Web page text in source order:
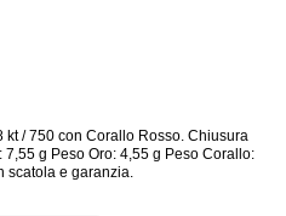
/ 750 con Corallo Rosso. Chiusura
g Peso Oro: 4,55 g Peso Corallo:
scatola e garanzia.